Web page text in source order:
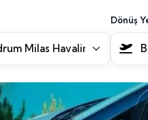
Milas Havalimanı [BJV]
Dönüş